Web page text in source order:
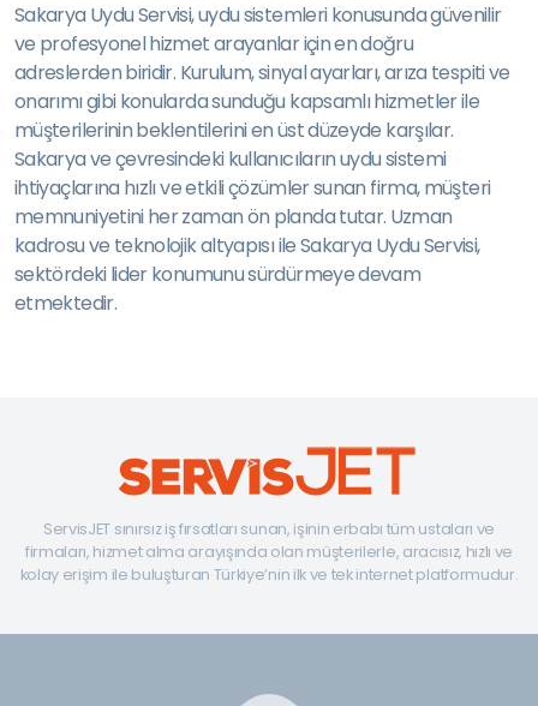
Sakarya Uydu Servisi, uydu sistemleri konusunda güvenilir
ve profesyonel hizmet arayanlar için en doğru
adreslerden biridir. Kurulum, sinyal ayarları, arıza tespiti ve
onarımı gibi konularda sunduğu kapsamlı hizmetler ile
müşterilerinin beklentilerini en üst düzeyde karşılar.
Sakarya ve çevresindeki kullanıcıların uydu sistemi
ihtiyaçlarına hızlı ve etkili çözümler sunan firma, müşteri
memnuniyetini her zaman ön planda tutar. Uzman
kadrosu ve teknolojik altyapısı ile Sakarya Uydu Servisi,
sektördeki lider konumunu sürdürmeye devam
etmektedir.
ServisJET sınırsız iş fırsatları sunan, işinin erbabı tüm ustaları ve
firmaları, hizmet alma arayışında olan müşterilerle, aracısız, hızlı ve
kolay erişim ile buluşturan Türkiye’nin ilk ve tek internet platformudur.